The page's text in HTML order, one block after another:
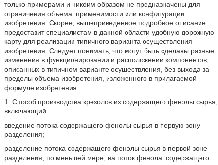
только примерами и никоим образом не предназначены для
ограничения объема, применимости или конфигурации
изобретения. Скорее, вышеприведенное подробное описание
предоставит специалистам в данной области удобную дорожную
карту для реализации типичного варианта осуществления
изобретения. Следует понимать, что могут быть сделаны разные
изменения в функционировании и расположении компонентов,
описанных в типичном варианте осуществления, без выхода за
пределы объема изобретения, изложенного в прилагаемой
формуле изобретения.
1. Способ производства крезолов из содержащего фенолы сырья,
включающий:
введение потока содержащего фенолы сырья в первую зону
разделения;
разделение потока содержащего фенолы сырья в первой зоне
разделения, по меньшей мере, на поток фенола, содержащего